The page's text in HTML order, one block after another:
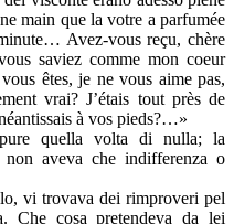
main que la votre a parfumée
Avez-vous reçu, chère
saviez comme mon coeur
êtes, je ne vous aime pas,
vrai? J’étais tout près de
à vos pieds?…»
quella volta di nulla; la
aveva che indifferenza o
vi trovava dei rimproveri pel
Che cosa pretendeva da lei